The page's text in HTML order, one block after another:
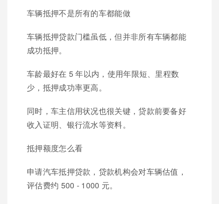
车辆抵押不是所有的车都能做
车辆抵押贷款门槛虽低，但并非所有车辆都能
成功抵押。
车龄最好在 5 年以内，使用年限短、里程数
少，抵押成功率更高。
同时，车主信用状况也很关键，贷款前要备好
收入证明、银行流水等资料。
抵押额度怎么看
申请汽车抵押贷款，贷款机构会对车辆估值，
评估费约 500 - 1000 元。